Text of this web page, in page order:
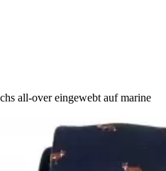
all-over eingewebt auf marine